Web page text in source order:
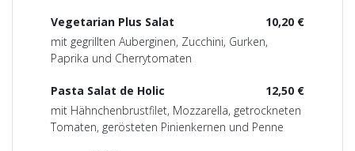
10,20 €
Vegetarian Plus Salat
mit gegrillten Auberginen, Zucchini, Gurken,
Paprika und Cherrytomaten
12,50 €
Pasta Salat de Holic
mit Hähnchenbrustfilet, Mozzarella, getrockneten
Tomaten, gerösteten Pinienkernen und Penne